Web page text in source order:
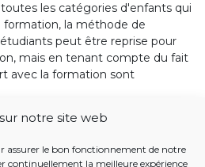
notre site web
assurer le bon fonctionnement de notre
continuellement la meilleure expérience
les catégories d'enfants qui
formation, la méthode de
peut être reprise pour
mais en tenant compte du fait
avec la formation sont
lucrative indépendante